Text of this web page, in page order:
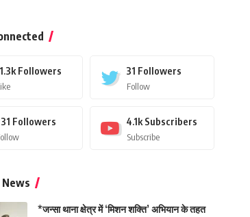
Followers 31 Followers
Follow
Followers 4.1k Subscribers
Subscribe
*जन्सा थाना क्षेत्र में ‘मिशन शक्ति’ अभियान के तहत